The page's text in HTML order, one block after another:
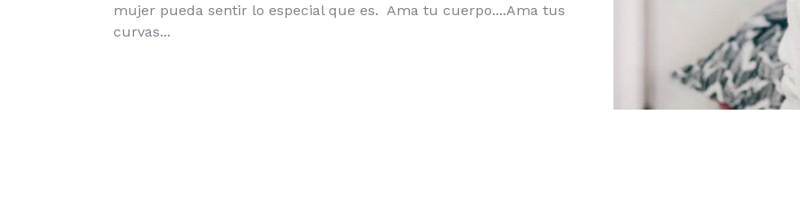
mujer pueda sentir lo especial que es. Ama tu cuerpo....Ama tus
curvas...